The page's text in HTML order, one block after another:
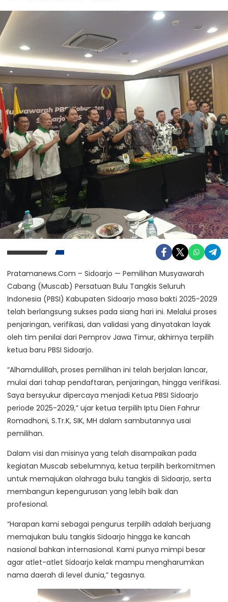
Pratamanews.Com – Sidoarjo — Pemilihan Musyawarah
Cabang (Muscab) Persatuan Bulu Tangkis Seluruh
Indonesia (PBSI) Kabupaten Sidoarjo masa bakti 2025-2029
telah berlangsung sukses pada siang hari ini. Melalui proses
penjaringan, verifikasi, dan validasi yang dinyatakan layak
oleh tim penilai dari Pemprov Jawa Timur, akhirnya terpilih
ketua baru PBSI Sidoarjo.
“Alhamdulillah, proses pemilihan ini telah berjalan lancar,
mulai dari tahap pendaftaran, penjaringan, hingga verifikasi.
Saya bersyukur dipercaya menjadi Ketua PBSI Sidoarjo
periode 2025-2029,” ujar ketua terpilih Iptu Dien Fahrur
Romadhoni, S.Tr.K, SIK, MH dalam sambutannya usai
pemilihan.
Dalam visi dan misinya yang telah disampaikan pada
kegiatan Muscab sebelumnya, ketua terpilih berkomitmen
untuk memajukan olahraga bulu tangkis di Sidoarjo, serta
membangun kepengurusan yang lebih baik dan
profesional.
“Harapan kami sebagai pengurus terpilih adalah berjuang
memajukan bulu tangkis Sidoarjo hingga ke kancah
nasional bahkan internasional. Kami punya mimpi besar
agar atlet-atlet Sidoarjo kelak mampu mengharumkan
nama daerah di level dunia,” tegasnya.